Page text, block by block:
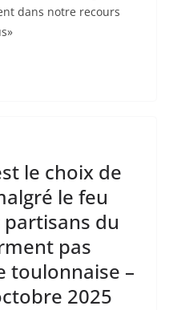
dans notre recours
le choix de
le feu
du
pas
toulonnaise –
2025